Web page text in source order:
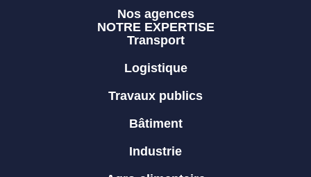
Nos agences
NOTRE EXPERTISE
Transport
Logistique
Travaux publics
Bâtiment
Industrie